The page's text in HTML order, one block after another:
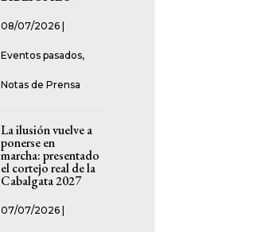
08/07/2026
Eventos pasados,
Notas de Prensa
La ilusión vuelve a
ponerse en
marcha: presentado
el cortejo real de la
Cabalgata 2027
07/07/2026